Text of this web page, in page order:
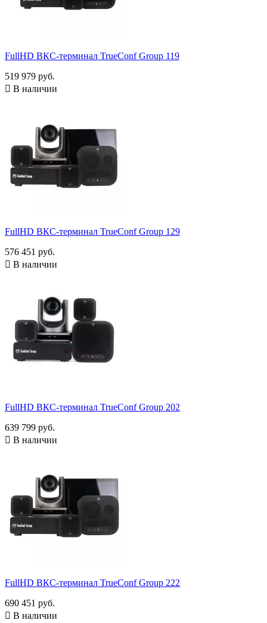
FullHD ВКС-терминал TrueConf Group 119
519 979 руб.
 В наличии
FullHD ВКС-терминал TrueConf Group 129
576 451 руб.
 В наличии
FullHD ВКС-терминал TrueConf Group 202
639 799 руб.
 В наличии
FullHD ВКС-терминал TrueConf Group 222
690 451 руб.
 В наличии